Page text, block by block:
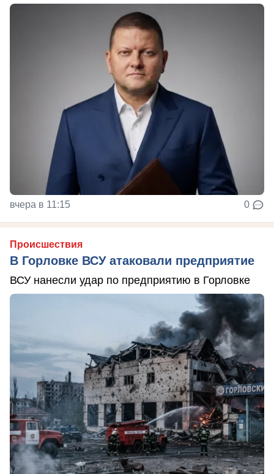
вчера в 11:15 0
Происшествия
В Горловке ВСУ атаковали предприятие
ВСУ нанесли удар по предприятию в Горловке